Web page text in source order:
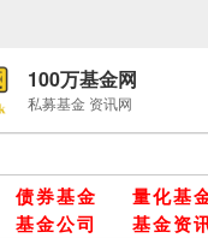
100万基金网
私募基金 资讯网
债券基金 量化基
基金公司 基金资